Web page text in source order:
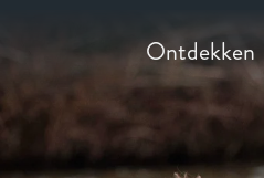
Ontdekken